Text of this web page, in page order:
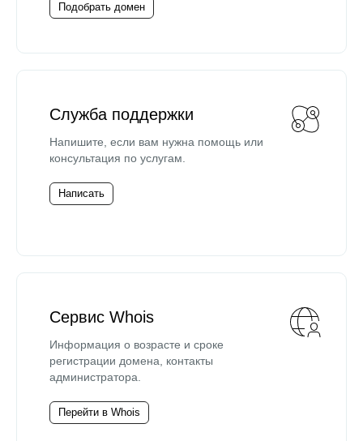
Подобрать домен
Служба поддержки
Напишите, если вам нужна помощь или
консультация по услугам.
Написать
Сервис Whois
Информация о возрасте и сроке
регистрации домена, контакты
администратора.
Перейти в Whois